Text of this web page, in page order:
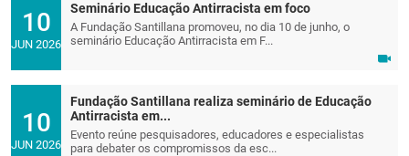
10
JUN 2026
Seminário Educação Antirracista em foco
A Fundação Santillana promoveu, no dia 10 de junho, o
seminário Educação Antirracista em F...
10
JUN 2026
Fundação Santillana realiza seminário de Educação
Antirracista em...
Evento reúne pesquisadores, educadores e especialistas
para debater os compromissos da esc...